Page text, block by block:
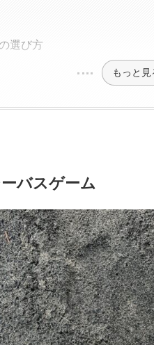
選び方
もっと見
バスゲーム